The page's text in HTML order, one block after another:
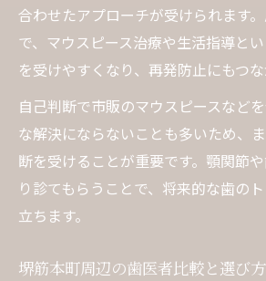
響
カウンセリング重視の歯医
歯ぎしりの症状を歯医者が
信頼できる歯医者の丁寧説
ント
口コミで評判の歯医者を見
噛み合わせ調整による歯ぎしり
歯医者による歯ぎしり改善
合わせたアプローチが受けられます
で、マウスピース治療や生活指導と
を受けやすくなり、再発防止にもつな
自己判断で市販のマウスピースなど
な解決にならないことも多いため、
断を受けることが重要です。顎関節
り診てもらうことで、将来的な歯の
立ちます。
堺筋本町周辺の歯医者比較と選び